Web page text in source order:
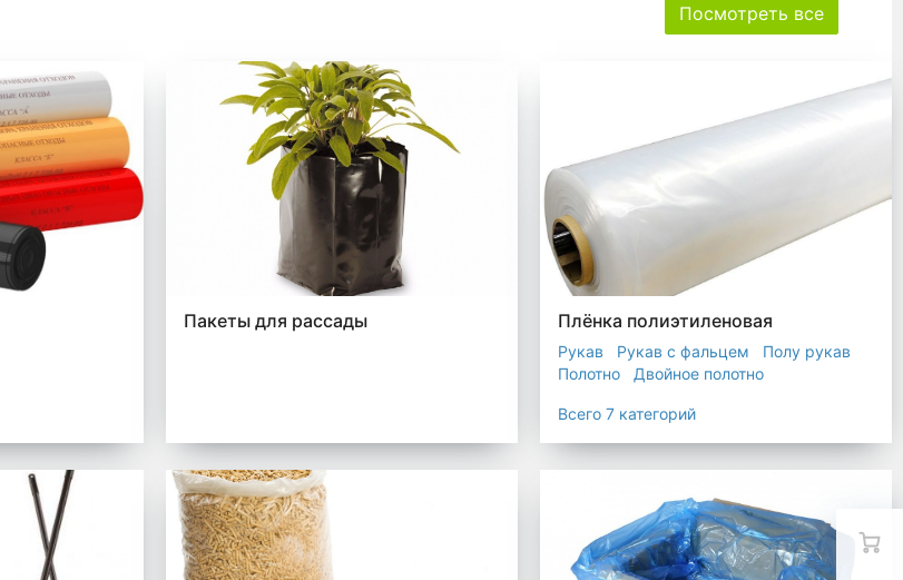
Посмотреть все
Пакеты для рассады Плёнка полиэтиленовая
Рукав Рукав с фальцем
Полу рукав
Полотно
Двойное полотно
Всего 7 категорий